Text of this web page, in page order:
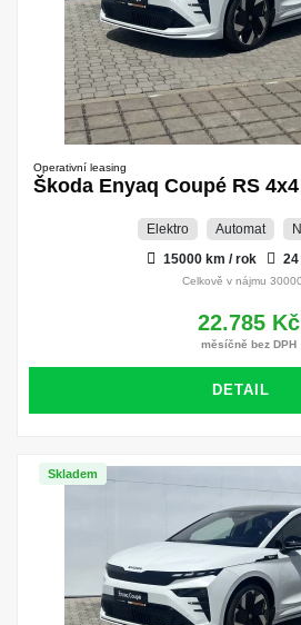
Operativní leasing
Škoda Enyaq Coupé RS
Elektro Automat
15000 km / rok
Celkově v nájmu
22.785 Kč
měsíčně bez DPH
DETAIL
Skladem